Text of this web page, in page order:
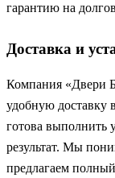
гарантию на
Доставка и
Компания «Двери
удобную доставку
готова выполнить
результат. Мы
предлагаем